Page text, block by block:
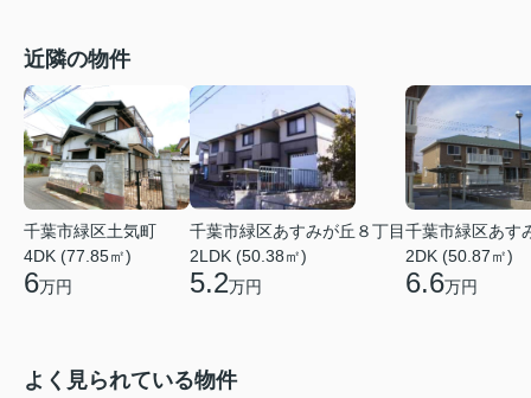
近隣の物件
千葉市緑区土気町
4DK (77.85㎡)
6万円
千葉市緑区あすみが丘８丁目
2LDK (50.38㎡)
5.2万円
千葉市緑区あす
2DK (50.87㎡)
6.6万円
よく見られている物件